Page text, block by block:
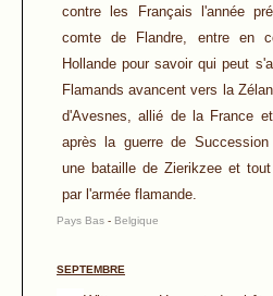
contre les Français l'année
comte de Flandre, entre en
Hollande pour savoir qui peut
Flamands avancent vers la
d'Avesnes, allié de la France
après la guerre de
une bataille de Zierikzee et
par l'armée flamande.
Pays Bas - Belgique
SEPTEMBRE